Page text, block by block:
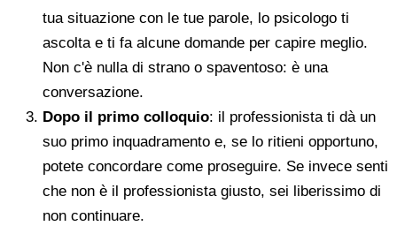
tua situazione con le tue parole, lo psicologo ti
ascolta e ti fa alcune domande per capire meglio.
Non c'è nulla di strano o spaventoso: è una
conversazione.
Dopo il primo colloquio: il professionista ti dà un
suo primo inquadramento e, se lo ritieni opportuno,
potete concordare come proseguire. Se invece senti
che non è il professionista giusto, sei liberissimo di
non continuare.